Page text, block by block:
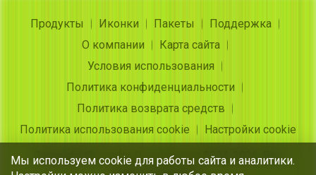
Продукты Иконки Пакеты
Поддержка
О компании
Карта сайта
Условия использования
Политика конфиденциальности
Политика возврата средств
Политика использования cookie
Настройки cookie
Copyright © Insofta Development 2004-2026. Все
Мы используем cookie для работы сайта и аналитики.